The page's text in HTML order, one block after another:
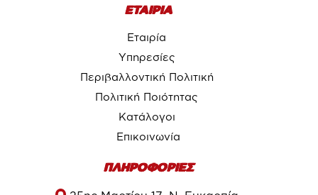
ΕΤΑΙΡΙΑ
Εταιρία
Υπηρεσίες
Περιβαλλοντική Πολιτική
Πολιτική Ποιότητας
Κατάλογοι
Επικοινωνία
ΠΛΗΡΟΦΟΡΙΕΣ